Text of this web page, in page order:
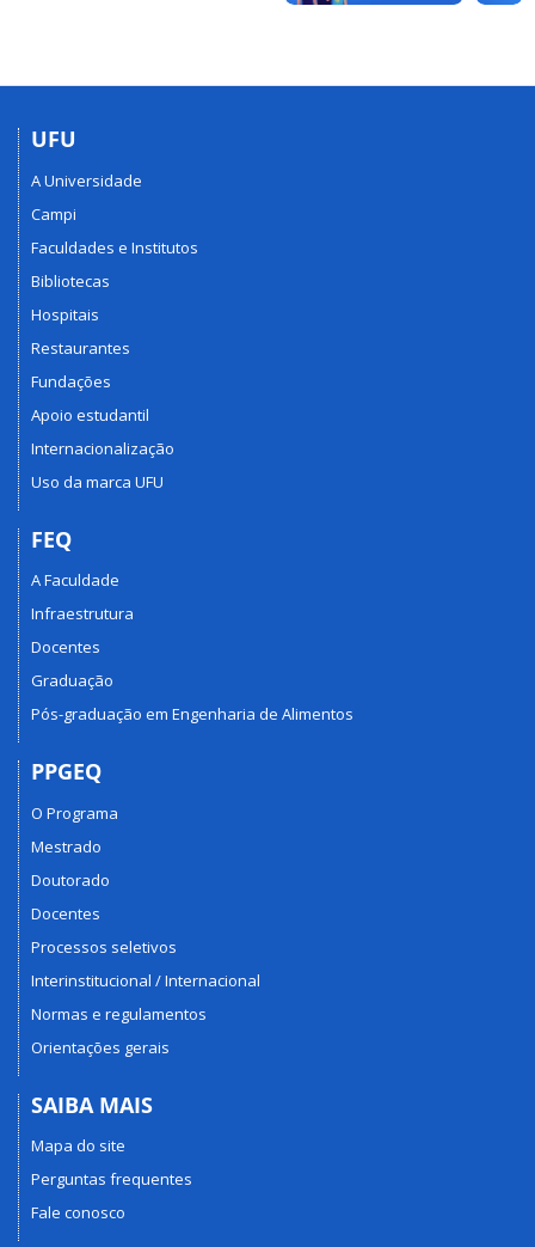
UFU
A Universidade
Campi
Faculdades e Institutos
Bibliotecas
Hospitais
Restaurantes
Fundações
Apoio estudantil
Internacionalização
Uso da marca UFU
FEQ
A Faculdade
Infraestrutura
Docentes
Graduação
Pós-graduação em Engenharia de Alimentos
PPGEQ
O Programa
Mestrado
Doutorado
Docentes
Processos seletivos
Interinstitucional / Internacional
Normas e regulamentos
Orientações gerais
SAIBA MAIS
Mapa do site
Perguntas frequentes
Fale conosco